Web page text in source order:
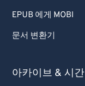
EPUB 에게 MOBI
문서 변환기
아카이브 & 시간